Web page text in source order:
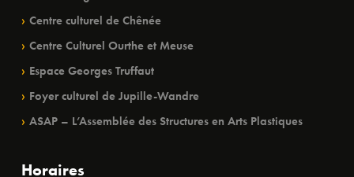
Centre culturel de Chênée
Centre Culturel Ourthe et Meuse
Espace Georges Truffaut
Foyer culturel de Jupille-Wandre
ASAP – L’Assemblée des Structures en Arts Plastiques
Horaires